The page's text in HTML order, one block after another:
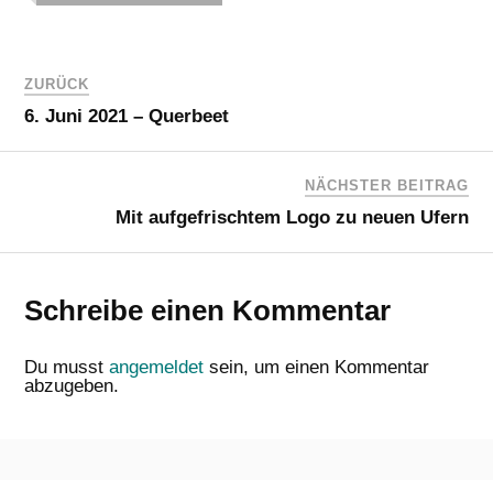
ZURÜCK
6. Juni 2021 – Querbeet
NÄCHSTER BEITRAG
Mit aufgefrischtem Logo zu neuen Ufern
Schreibe einen Kommentar
Du musstangemeldet sein, um einen Kommentar
abzugeben.